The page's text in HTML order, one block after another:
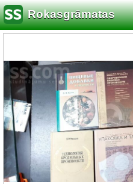
Rokasgrāmatas